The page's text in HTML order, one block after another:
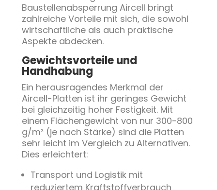
Baustellenabsperrung Aircell bringt
zahlreiche Vorteile mit sich, die sowohl
wirtschaftliche als auch praktische
Aspekte abdecken.
Gewichtsvorteile und
Handhabung
Ein herausragendes Merkmal der
Aircell-Platten ist ihr geringes Gewicht
bei gleichzeitig hoher Festigkeit. Mit
einem Flächengewicht von nur 300-800
g/m² (je nach Stärke) sind die Platten
sehr leicht im Vergleich zu Alternativen.
Dies erleichtert:
Transport und Logistik mit
reduziertem Kraftstoffverbrauch